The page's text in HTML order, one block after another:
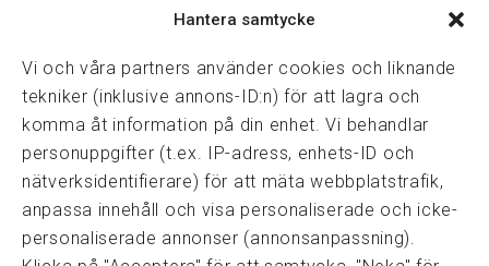
Hantera samtycke
Vi och våra partners använder cookies och liknande
tekniker (inklusive annons-ID:n) för att lagra och
komma åt information på din enhet. Vi behandlar
personuppgifter (t.ex. IP-adress, enhets-ID och
nätverksidentifierare) för att mäta webbplatstrafik,
anpassa innehåll och visa personaliserade och icke-
personaliserade annonser (annonsanpassning).
Vasagatan 28, 111 20 Stockholm
kansli@fmf.se
Snabblänkar
Prisexempel
Medarbetare
Policies & integritet